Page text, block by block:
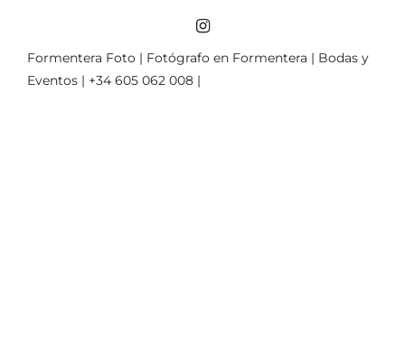
Formentera Foto | Fotógrafo en Formentera | Bodas y
Eventos | +34 605 062 008 |